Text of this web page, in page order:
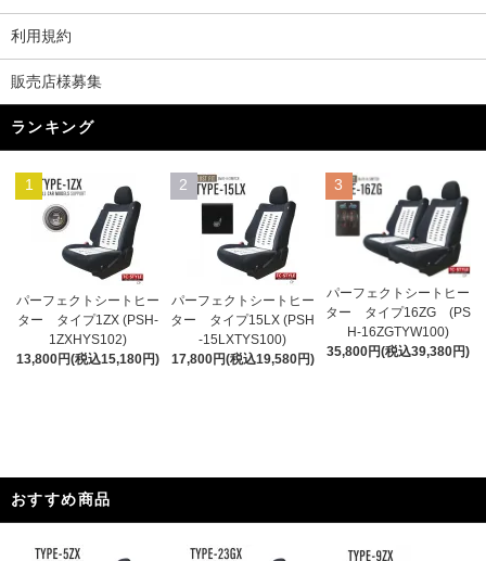
利用規約
販売店様募集
ランキング
1
パーフェクトシートヒー
ター タイプ1ZX (PSH-
1ZXHYS102)
13,800円(税込15,180円)
2
パーフェクトシートヒー
ター タイプ15LX (PSH
-15LXTYS100)
17,800円(税込19,580円)
3
パーフェクトシートヒー
ター タイプ16ZG (PS
H-16ZGTYW100)
35,800円(税込39,380円)
おすすめ商品